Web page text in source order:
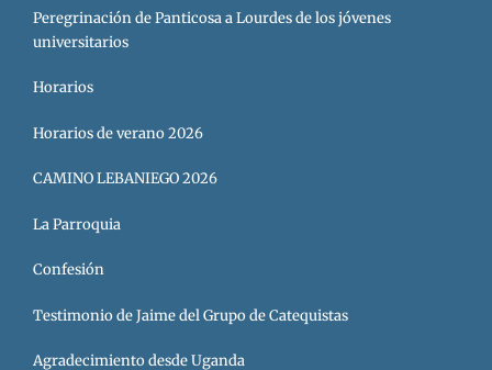
Peregrinación de Panticosa a Lourdes de los jóvenes
universitarios
Horarios
Horarios de verano 2026
CAMINO LEBANIEGO 2026
La Parroquia
Confesión
Testimonio de Jaime del Grupo de Catequistas
Agradecimiento desde Uganda